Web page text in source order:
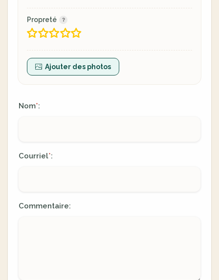
Propreté
Ajouter des photos
Nom*:
Courriel*:
Commentaire: